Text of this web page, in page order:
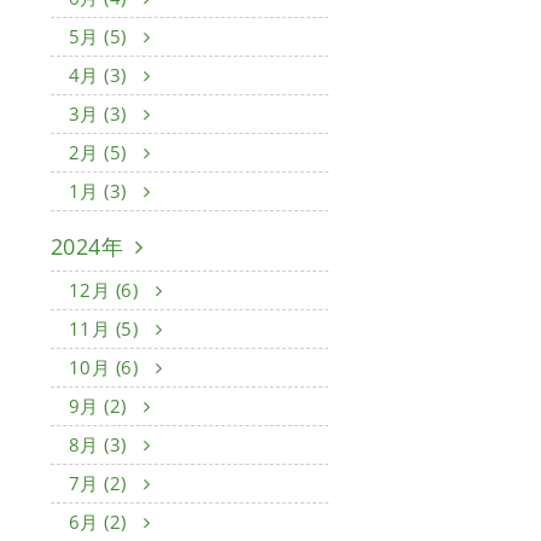
5月 (5)
4月 (3)
3月 (3)
2月 (5)
1月 (3)
2024年
12月 (6)
11月 (5)
10月 (6)
9月 (2)
8月 (3)
7月 (2)
6月 (2)